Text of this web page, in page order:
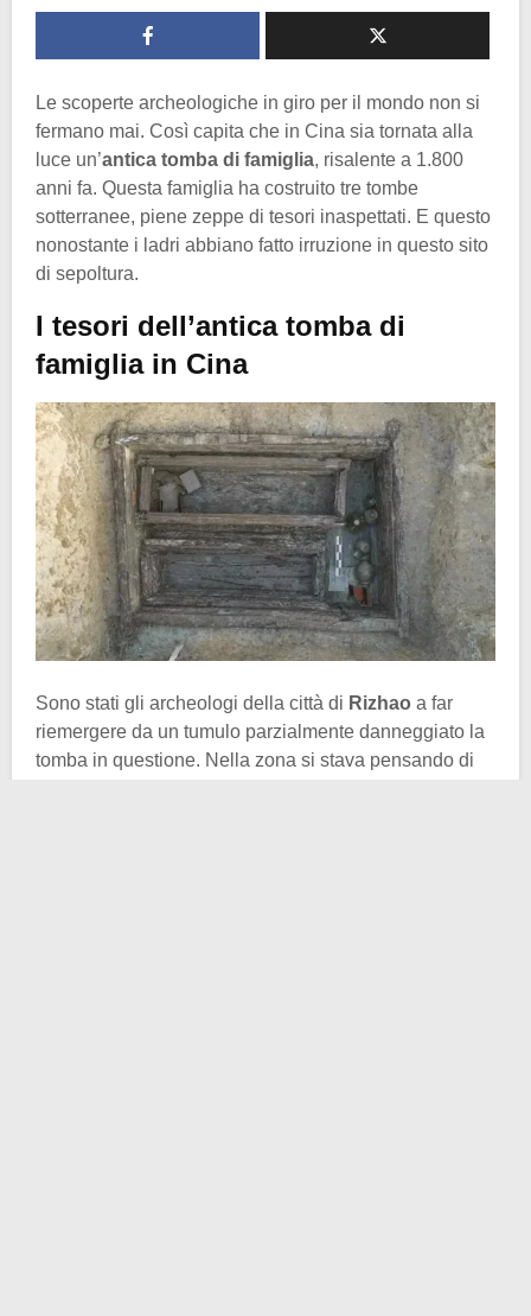
Le scoperte archeologiche in giro per il mondo non si
fermano mai. Così capita che in Cina sia tornata alla
luce un’antica tomba di famiglia, risalente a 1.800
anni fa. Questa famiglia ha costruito tre tombe
sotterranee, piene zeppe di tesori inaspettati. E questo
nonostante i ladri abbiano fatto irruzione in questo sito
di sepoltura.
I tesori dell’antica tomba di
famiglia in Cina
Sono stati gli archeologi della città di Rizhao a far
riemergere da un tumulo parzialmente danneggiato la
tomba in questione. Nella zona si stava pensando di